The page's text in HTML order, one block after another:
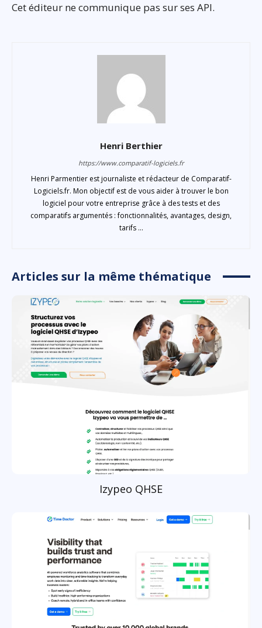
Cet éditeur ne communique pas sur ses API.
Henri Berthier
https://www.comparatif-logiciels.fr
Henri Parmentier est journaliste et rédacteur de Comparatif-
Logiciels.fr. Mon objectif est de vous aider à trouver le bon
logiciel pour votre entreprise grâce à des tests et des
comparatifs argumentés : fonctionnalités, avantages, design,
tarifs ...
Articles sur la même thématique
Izypeo QHSE